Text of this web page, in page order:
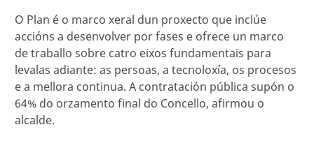
O Plan é o marco xeral dun proxecto que inclúe
accións a desenvolver por fases e ofrece un marco
de traballo sobre catro eixos fundamentais para
levalas adiante: as persoas, a tecnoloxía, os procesos
e a mellora continua. A contratación pública supón o
64% do orzamento final do Concello, afirmou o
alcalde.